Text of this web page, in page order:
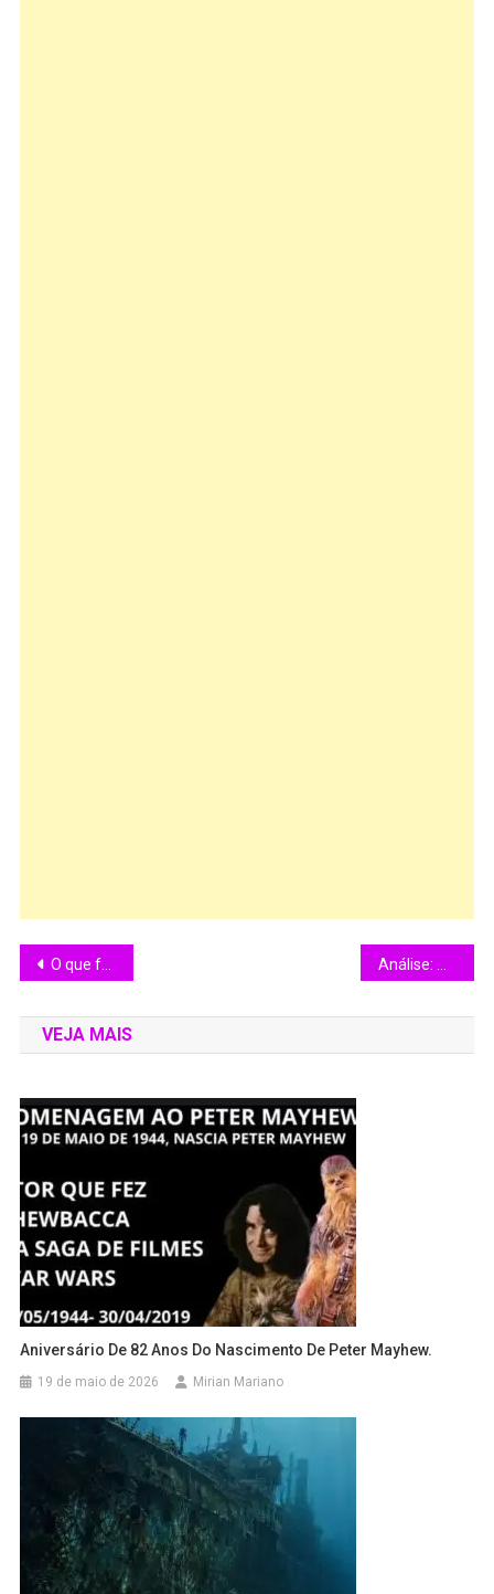
O que foi a Nouvelle Vague Francesa?
VEJA MAIS
Aniversário De 82 Anos Do Nascimento De Peter Mayhew.
19 de maio de 2026 Mirian Mariano